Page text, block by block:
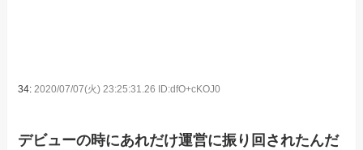
34:2020/07/07(火) 23:25:31.26 ID:dfO+cKOJ0
デビューの時にあれだけ運営に振り回されたんだ